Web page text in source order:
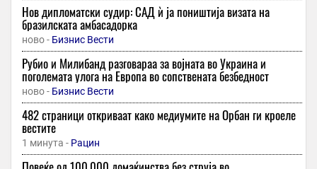
Нов дипломатски судир: САД ѝ ја поништија визата на
бразилската амбасадорка
ново - Бизнис Вести
Рубио и Милибанд разговараа за војната во Украина и
поголемата улога на Европа во сопствената безбедност
ново - Бизнис Вести
482 страници откриваат како медиумите на Орбан ги кроеле
вестите
1 минута - Рацин